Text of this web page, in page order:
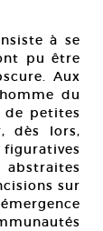
à se
pu être
Aux
du
de petites
dès lors,
sur